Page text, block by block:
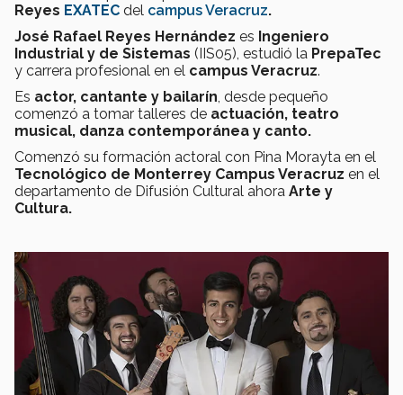
Reyes EXATEC del campus Veracruz.
José Rafael Reyes Hernández es Ingeniero
Industrial y de Sistemas (IIS05), estudió la PrepaTec
y carrera profesional en el campus Veracruz.
Es actor, cantante y bailarín , desde pequeño
comenzó a tomar talleres de actuación, teatro
musical, danza contemporánea y canto.
Comenzó su formación actoral con Pina Morayta en el
Tecnológico de Monterrey Campus Veracruz en el
departamento de Difusión Cultural ahora Arte y
Cultura.